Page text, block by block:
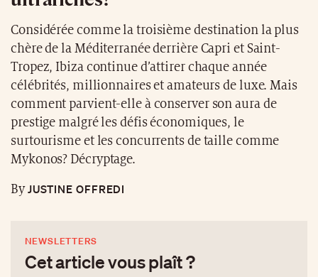
Considérée comme la troisième destination la plus
chère de la Méditerranée derrière Capri et Saint-
Tropez, Ibiza continue d’attirer chaque année
célébrités, millionnaires et amateurs de luxe. Mais
comment parvient-elle à conserver son aura de
prestige malgré les défis économiques, le
surtourisme et les concurrents de taille comme
Mykonos? Décryptage.
ByJUSTINE OFFREDI
NEWSLETTERS
Cet article vous plaît ?